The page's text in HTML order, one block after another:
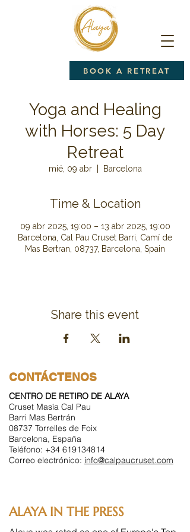
BOOK A RETREAT
Yoga and Healing
with Horses: 5 Day
Retreat
mié, 09 abr
  |
Barcelona
Time & Location
09 abr 2025, 19:00 – 13 abr 2025, 19:00
Barcelona, Cal Pau Cruset Barri, Camí de
Mas Bertran, 08737, Barcelona, Spain
Share this event
CONTÁCTENOS
CENTRO DE RETIRO DE ALAYA
Cruset Masía Cal Pau
Barri Mas Bertrán
08737 Torrelles de Foix
Barcelona, España
Teléfono: +34 619134814
Correo electrónico: info@calpaucruset.com
ALAYA IN THE PRESS